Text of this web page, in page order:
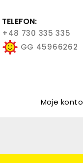
TELEFON:
+48 730 335 335
GG 45966262
Moje konto